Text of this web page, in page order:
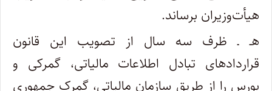
هیأت‌وزیران برساند.
هـ ـ ظرف سه سال از تصویب این قانون
قراردادهای تبادل اطلاعات مالیاتی، گمرکی و
بورس را از طریق سازمان مالیاتی، گمرک جمهوری